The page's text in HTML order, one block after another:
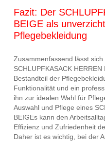
Fazit: Der
BEIGE als
Pflegebekleidung
Zusammenfassend lässt
SCHLUPFKASACK
Bestandteil der
Funktionalität und ein
ihn zur idealen Wahl für
Auswahl und Pflege eines
BEIGEs kann den
Effizienz und Zufriedenheit
Daher ist es wichtig, bei der